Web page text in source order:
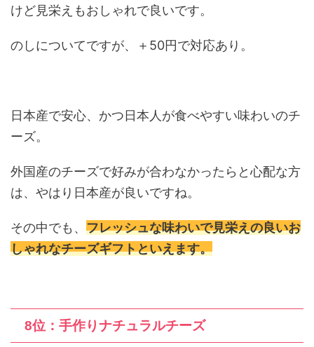
けど見栄えもおしゃれで良いです。
のしについてですが、＋50円で対応あり。
日本産で安心、かつ日本人が食べやすい味わいのチ
ーズ。
外国産のチーズで好みが合わなかったらと心配な方
は、やはり日本産が良いですね。
その中でも、 フレッシュな味わいで見栄えの良いお
しゃれなチーズギフトといえます。
8位：手作りナチュラルチーズ